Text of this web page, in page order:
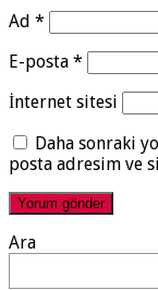
Ad *
E-posta *
İnternet sitesi
Daha sonraki
posta adresim ve
Ara